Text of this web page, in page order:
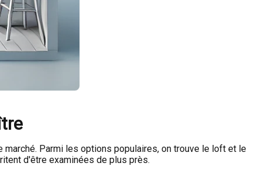
Parmi les options populaires, on trouve le loft et le
d'être examinées de plus près.